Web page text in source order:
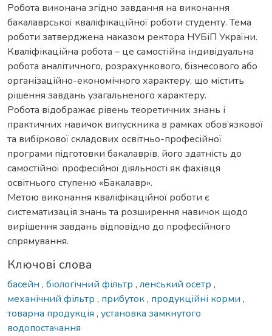
Робота виконана згідно завдання на виконання
бакалаврської кваліфікаційної роботи студенту. Тема
роботи затверджена наказом ректора НУБіП України.
Кваліфікаційна робота – це самостійна індивідуальна
робота аналітичного, розрахункового, бізнесового або
організаційно-економічного характеру, що містить
рішення завдань узагальненого характеру.
Робота відображає рівень теоретичних знань і
практичних навичок випускника в рамках обов’язкової
та вибіркової складових освітньо-професійної
програми підготовки бакалаврів, його здатність до
самостійної професійної діяльності як фахівця
освітнього ступеню «Бакалавр».
Метою виконання кваліфікаційної роботи є
систематизація знань та розширення навичок щодо
вирішення завдань відповідно до професійного
спрямування.
Ключові слова
басейн , біологічний фільтр , ленський осетр ,
механічний фільтр , прибуток, продукційні корми ,
товарна продукція , установка замкнутого
водопостачання